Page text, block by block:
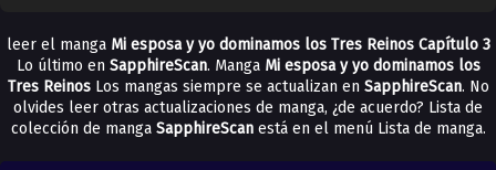
leer el manga Mi esposa y yo dominamos los Tres Reinos Capítulo 3
Lo último en SapphireScan. Manga Mi esposa y yo dominamos los
Tres Reinos Los mangas siempre se actualizan en SapphireScan. No
olvides leer otras actualizaciones de manga, ¿de acuerdo? Lista de
colección de manga SapphireScanestá en el menú Lista de manga.